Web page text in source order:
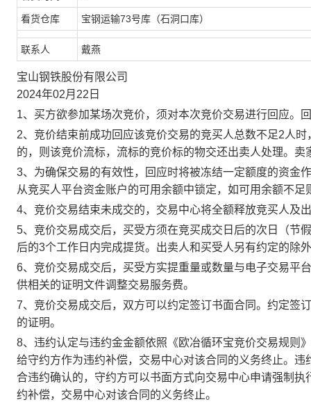
看货仓库 宝钢运输73号库（石洞口库）
联系人 戴燕
宝山钢铁股份有限公司
2024年02月22日
1、买方欲参加某场次竞价，须对本次竞价交易进行回应。
2、竞价结束前成功回应该竞价交易的竞买人总数不足2人
的，则该竞价流标，流标的竞价标的物交还出卖人处理。
3、为确保交易的有效性，回应时将被冻结一定额度的资金
从竞买人平台资金账户的可用余额中锁定，如可用余额不足
4、竞价交易结束未成交的，交易中心将全额释放竞买人及
5、竞价交易成交后，买受方须在竞买成交日后的次日（节
后的3个工作日内完成提货。出卖人和买受人另有约定的除
6、竞价交易成交后，买受方实提重量或数量与电子交易平
供相关的证明文件调整交易服务费。
7、竞价交易成交后，双方可以约定签订书面合同。约定签
的证明。
8、违约认定与违约金金额依照《欧冶循环宝竞价交易规则
给守约方作为违约补偿，交易中心对该合同的义务终止。
合违约确认的，守约方可以书面方式向交易中心申请强制
约补偿，交易中心对该合同的义务终止。